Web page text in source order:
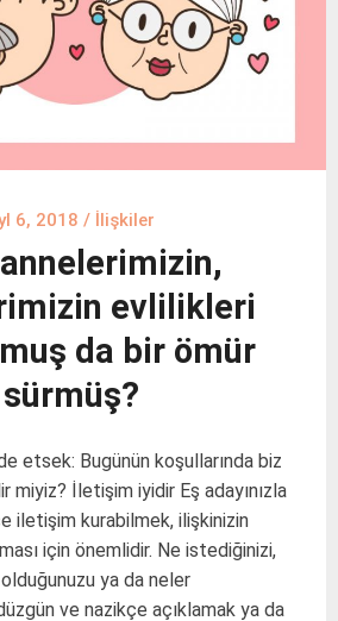
6, 2018 / İlişkiler
evlilikleri
da bir ömür
sürmüş?
etsek: Bugünün koşullarında biz
miyiz? İletişim iyidir Eş adayınızla
iletişim kurabilmek, ilişkinizin
için önemlidir. Ne istediğinizi,
ya da neler
ve nazikçe açıklamak ya da